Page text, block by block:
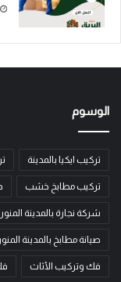
الوسوم
تركيب ايكيا بالمدينة
تركيب مطابخ خشب
شركة نجارة بالمدينة
صيانة مطابخ بالمدينة
فك وتركيب الأثاث